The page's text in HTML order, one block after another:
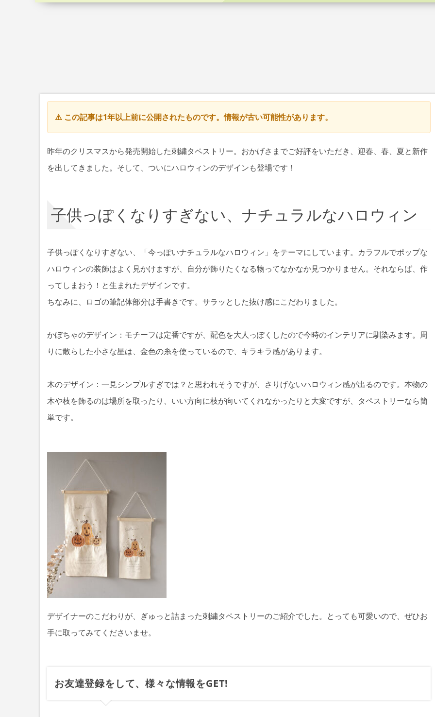
⚠️ この記事は1年以上前に公開されたものです。情報が古い可能性があります。
昨年のクリスマスから発売開始した刺繍タペストリー。おかげさまでご好評をいただき、迎春、春、夏と新作
を出してきました。そして、ついにハロウィンのデザインも登場です！
子供っぽくなりすぎない、ナチュラルなハロウィン
子供っぽくなりすぎない、「今っぽいナチュラルなハロウィン」をテーマにしています。カラフルでポップな
ハロウィンの装飾はよく見かけますが、自分が飾りたくなる物ってなかなか見つかりません。それならば、作
ってしまおう！と生まれたデザインです。
ちなみに、ロゴの筆記体部分は手書きです。サラッとした抜け感にこだわりました。
かぼちゃのデザイン：モチーフは定番ですが、配色を大人っぽくしたので今時のインテリアに馴染みます。周
りに散らした小さな星は、金色の糸を使っているので、キラキラ感があります。
木のデザイン：一見シンプルすぎでは？と思われそうですが、さりげないハロウィン感が出るのです。本物の
木や枝を飾るのは場所を取ったり、いい方向に枝が向いてくれなかったりと大変ですが、タペストリーなら簡
単です。
デザイナーのこだわりが、ぎゅっと詰まった刺繍タペストリーのご紹介でした。とっても可愛いので、ぜひお
手に取ってみてくださいませ。
お友達登録をして、様々な情報をGET!